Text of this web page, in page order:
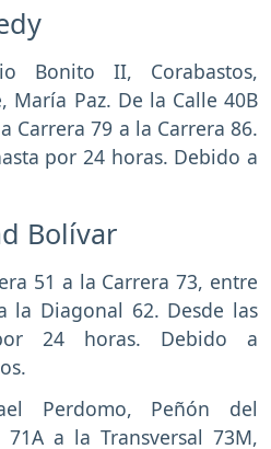
Bonito II, Corabastos,
María Paz. De la Calle 40B
Carrera 79 a la Carrera 86.
por 24 horas. Debido a
Bolívar
51 a la Carrera 73, entre
la Diagonal 62. Desde las
24 horas. Debido a
Perdomo, Peñón del
a la Transversal 73M,